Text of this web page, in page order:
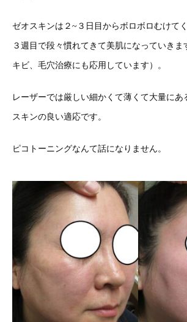
ゼオスキンは２~３日目からボロボロむけて
３週目で段々慣れてきて美肌になっていきま
キビ、毛穴治療にも応用しています）。
レーザーでは厳しい細かくて薄くて大量にあ
スキンの良い適応です。
ピコトーニングなんて話になりません。